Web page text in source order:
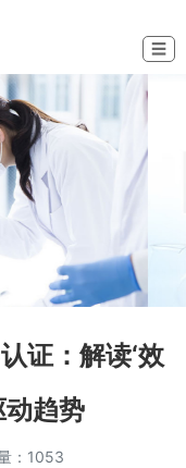
☰
证：解读‘效
动趋势
：1053